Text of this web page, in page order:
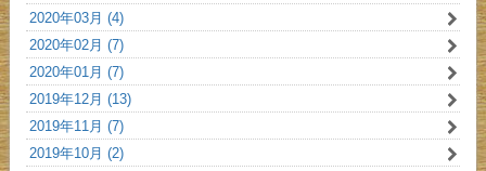
2020年03月 (4)
2020年02月 (7)
2020年01月 (7)
2019年12月 (13)
2019年11月 (7)
2019年10月 (2)